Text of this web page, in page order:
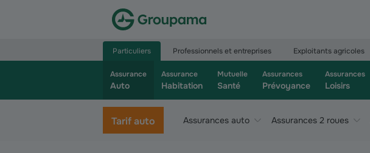
Particuliers Professionnels et entreprises Exploitants agricoles
Assurance
Auto
Assurance
Habitation
Mutuelle
Santé
Assurances
Prévoyance
Assurances
Loisirs
Tarif auto Assurances auto Assurances 2 roues